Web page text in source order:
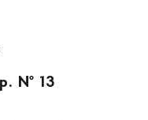
р. № 13